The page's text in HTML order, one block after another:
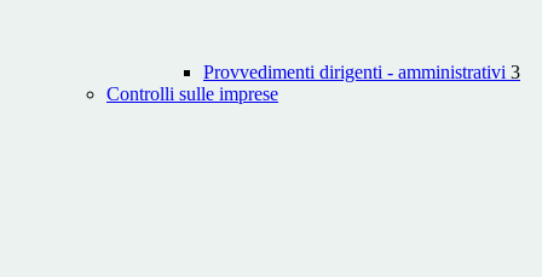
Provvedimenti dirigenti - amministrativi 3
Controlli sulle imprese